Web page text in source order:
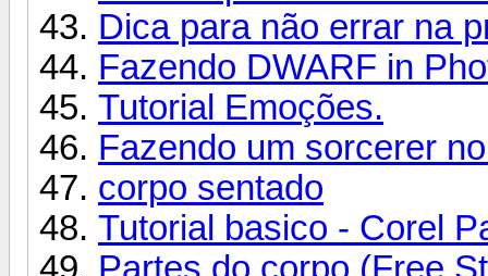
Dica para não errar na
Fazendo DWARF in
Tutorial Emoções.
Fazendo um sorcerer
corpo sentado
Tutorial basico - Corel
Partes do corpo (Free